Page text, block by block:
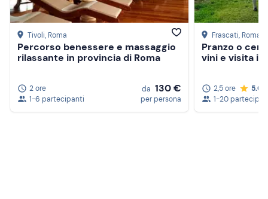
Tivoli, Roma
Percorso benessere e massaggio
rilassante in provincia di Roma
2 ore
1-6 partecipanti
da 130 €
per persona
Frascati, Roma
Pranzo o
vini e visita in
2,5 ore
5.0
1-20